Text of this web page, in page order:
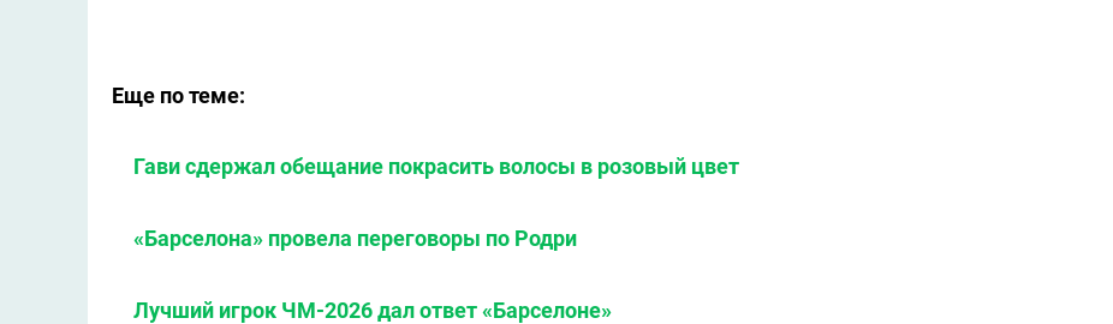
Еще по теме:
Гави сдержал обещание покрасить волосы в розовый цвет
«Барселона» провела переговоры по Родри
Лучший игрок ЧМ-2026 дал ответ «Барселоне»